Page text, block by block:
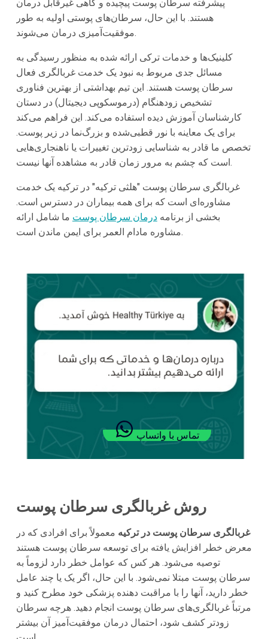
پیشرفته سرطان پوست پیچیده و گاهی غیرقابل درمان
هستند. با این حال، سرطان‌های پوستی اولیه به طور
موفقیت‌آمیزی درمان می‌شوند.
کلینیک‌ها و خدمات ترکی ارائه شده به منظور رسیدگی به
مسائل جدی مربوط به نبود یک خدمت غربالگری فعال
سرطان پوست هستند. این تیم بهداشتی از بهترین فناوری
تشخیص زودهنگام (درموسکوپی دیجیتال) در دستان
کارشناسان آموزش دیده استفاده می‌کند. این فراهم می‌کند
برای یک معاینه با نور قطبی‌شده و بزرگ‌نما در زیر پوست.
تخصص ما قادر به شناسایی زودترین تغییرات یا ناهنجاری‌هایی
است که چشم به مرور زمان قادر به مشاهده آنها نیست.
غربالگری سرطان پوست "هلثی ترکیه" در ترکیه یک خدمت
مشاوره‌ای است که برای همه بیماران در دسترس است.
بخشی از برنامهدرمان سرطان پوست ما شامل ارائه
مشاوره مادام العمر برای ایمن ماندن است.
تماس با واتساپ
روش غربالگری سرطان پوست
غربالگری سرطان پوست در ترکیه معمولاً برای افرادی که در
معرض خطر افزایش یافته برای توسعه سرطان پوست هستند
توصیه می‌شود. هر کس که عوامل خطر دارد لزوماً به
سرطان پوست مبتلا نمی‌شود. با این حال، اگر یک یا چند عامل
خطر دارید، آنها را با مراقبت دهنده پزشکی خود مطرح کنید و
مرتباً غربالگری‌های سرطان پوست انجام دهید. هرچه سرطان
زودتر کشف شود، احتمال درمان موفقیت‌آمیز آن بیشتر